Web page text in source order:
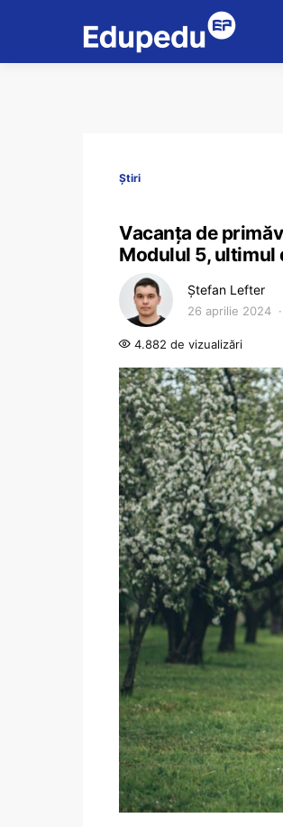
Știri
Vacanța de
Modulul 5, ultimul
Ștefan Lefter
26 aprilie 2024
4.882 de vizualizări